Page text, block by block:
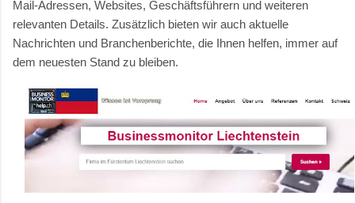
Mail-Adressen, Websites, Geschäftsführern und weiteren
relevanten Details. Zusätzlich bieten wir auch aktuelle
Nachrichten und Branchenberichte, die Ihnen helfen, immer auf
dem neuesten Stand zu bleiben.